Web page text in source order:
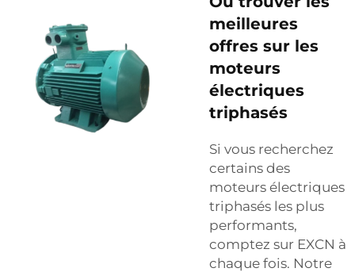
meilleures
offres sur les
moteurs
électriques
triphasés
Si vous recherchez
certains des
moteurs électriques
triphasés les plus
performants,
comptez sur EXCN à
chaque fois. Notre